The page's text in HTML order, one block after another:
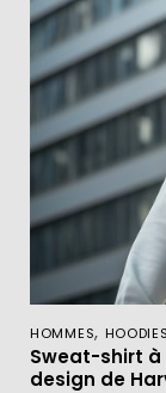
HOMMES, HOODIES
Sweat-shirt à
design de